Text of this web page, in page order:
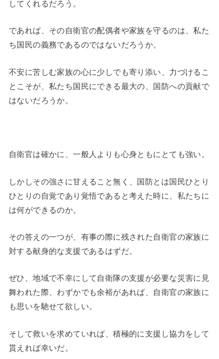
してくれるだろう。
であれば、その自衛官の配偶者や家族を守るのは、私た
ち国民の義務であるのではないだろうか。
不安に苦しむ家族の心に少しでも寄り添い、力づけるこ
とこそが、私たち国民にできる最大の、国防への貢献で
はないだろうか。
自衛官は確かに、一般人よりも心身ともにとても強い。
しかしその強さに甘えること無く、国防とは国民ひとり
ひとりの自覚であり覚悟であると考えた時に、私たちに
は何ができるのか。
その答えの一つが、有事の際に残された自衛官の家族に
対する献身的な支援であるはずだ。
ぜひ、地域で不幸にして自衛隊の支援が必要な災害に見
舞われた際、わずかでも余裕があれば、自衛官の家族に
も思いを馳せて欲しい。
そして救いを求めていれば、積極的に支援し協力をして
貰えれば幸いだ。